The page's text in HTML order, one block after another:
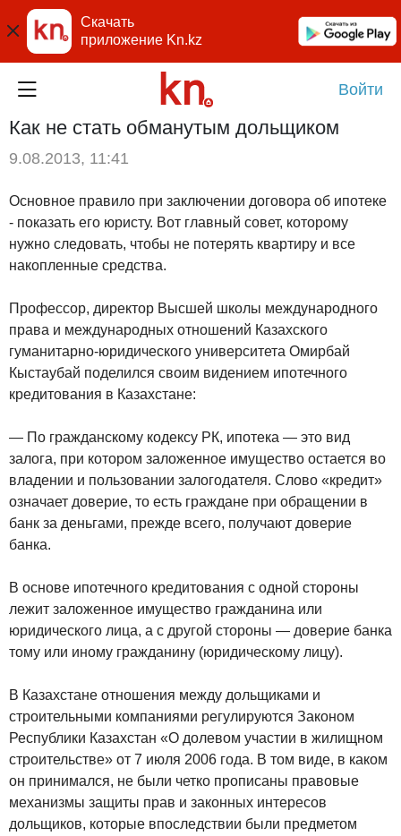
Скачать
приложение Kn.kz
Войти
Как не стать обманутым дольщиком
9.08.2013, 11:41
Основное правило при заключении договора об ипотеке
- показать его юристу. Вот главный совет, которому
нужно следовать, чтобы не потерять квартиру и все
накопленные средства.
Профессор, директор Высшей школы международного
права и международных отношений Казахского
гуманитарно-юридического университета Омирбай
Кыстаубай поделился своим видением ипотечного
кредитования в Казахстане:
— По гражданскому кодексу РК, ипотека — это вид
залога, при котором заложенное имущество остается во
владении и пользовании залогодателя. Слово «кредит»
означает доверие, то есть граждане при обращении в
банк за деньгами, прежде всего, получают доверие
банка.
В основе ипотечного кредитования с одной стороны
лежит заложенное имущество гражданина или
юридического лица, а с другой стороны — доверие банка
тому или иному гражданину (юридическому лицу).
В Казахстане отношения между дольщиками и
строительными компаниями регулируются Законом
Республики Казахстан «О долевом участии в жилищном
строительстве» от 7 июля 2006 года. В том виде, в каком
он принимался, не были четко прописаны правовые
механизмы защиты прав и законных интересов
дольщиков, которые впоследствии были предметом